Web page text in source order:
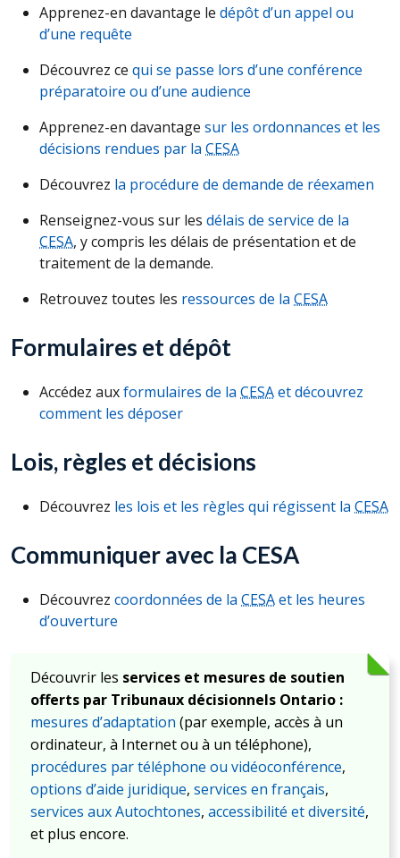
Apprenez-en davantage le dépôt d’un appel ou
d’une requête
Découvrez ce qui se passe lors d’une conférence
préparatoire ou d’une audience
Apprenez-en davantage sur les ordonnances et les
décisions rendues par la CESA
Découvrez la procédure de demande de réexamen
Renseignez-vous sur les délais de service de la
CESA, y compris les délais de présentation et de
traitement de la demande.
Retrouvez toutes les ressources de la CESA
Formulaires et dépôt
Accédez auxformulaires de la CESAet découvrez
comment les déposer
Lois, règles et décisions
Découvrez les lois et les règles qui régissent la CESA
Communiquer avec la CESA
Découvrez coordonnées de la CESAet les heures
d’ouverture
Découvrir les services et mesures de soutien
offerts par Tribunaux décisionnels Ontario :
mesures d’adaptation (par exemple, accès à un
ordinateur, à Internet ou à un téléphone),
procédures par téléphone ou vidéoconférence,
options d’aide juridique, services en français,
services aux Autochtones, accessibilité et diversité,
et plus encore.